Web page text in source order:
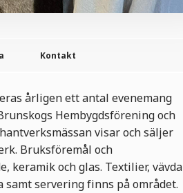
Kontakt
årligen ett antal evenemang
Hembygdsförening och
visar och säljer
Bruksföremål och
keramik och glas. Textilier, vävda
samt servering finns på området.